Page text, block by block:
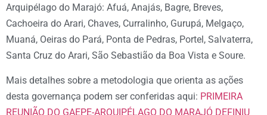
Arquipélago do Marajó: Afuá, Anajás, Bagre, Breves,
Cachoeira do Arari, Chaves, Curralinho, Gurupá, Melgaço,
Muaná, Oeiras do Pará, Ponta de Pedras, Portel, Salvaterra,
Santa Cruz do Arari, São Sebastião da Boa Vista e Soure.
Mais detalhes sobre a metodologia que orienta as ações
desta governança podem ser conferidas aqui: PRIMEIRA
REUNIÃO DO GAEPE-ARQUIPÉLAGO DO MARAJÓ DEFINIU